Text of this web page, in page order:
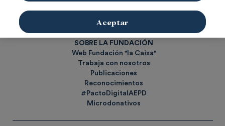
Etiquetas
SOBRE LA FUNDACIÓN
Web Fundación "la Caixa"
Trabaja con nosotros
Publicaciones
Reconocimientos
#PactoDigitalAEPD
Microdonativos
Aceptar